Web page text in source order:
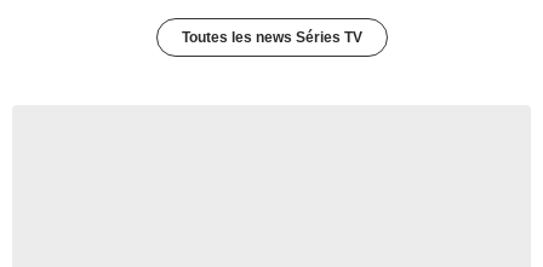
Toutes les news Séries TV